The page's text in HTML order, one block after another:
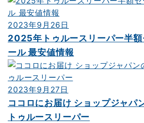
2023年9月26日
2025年トゥルースリーパー半額
ール 最安値情報
2023年9月27日
ココロにお届け ショップジャパ
トゥルースリーパー